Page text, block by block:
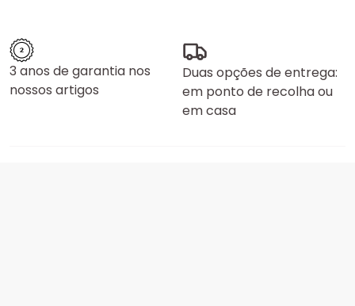
3 anos de garantia nos
nossos artigos
Duas opções de entrega:
em ponto de recolha ou
em casa